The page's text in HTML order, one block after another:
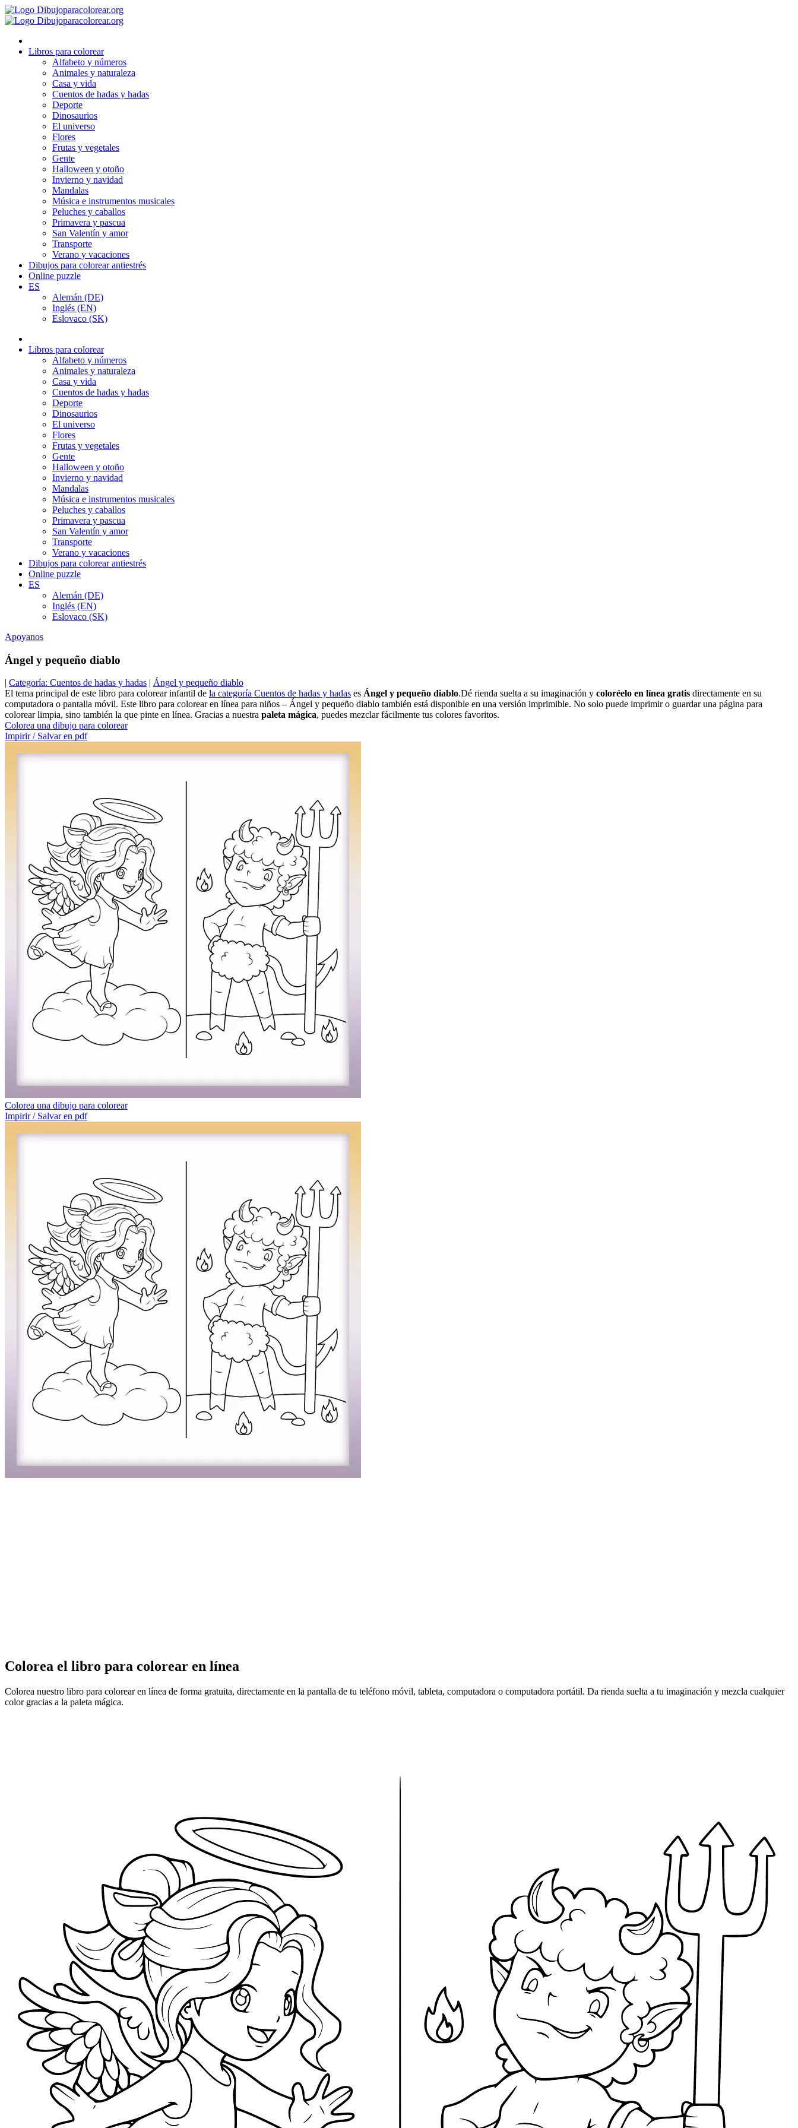
Ir
al
Libros para colorear
Alfabeto y números
Animales y naturaleza
Casa y vida
Cuentos de hadas y hadas
Deporte
Dinosaurios
El universo
Flores
Frutas y vegetales
Gente
Halloween y otoño
Invierno y navidad
Mandalas
Música e instrumentos musicales
Peluches y caballos
Primavera y pascua
San Valentín y amor
Transporte
Verano y vacaciones
Dibujos para colorear antiestrés
Online puzzle
ES
Alemán (DE)
Inglés (EN)
Eslovaco (SK)
Libros para colorear
Alfabeto y números
Animales y naturaleza
Casa y vida
Cuentos de hadas y hadas
Deporte
Dinosaurios
El universo
Flores
Frutas y vegetales
Gente
Halloween y otoño
Invierno y navidad
Mandalas
Música e instrumentos musicales
Peluches y caballos
Primavera y pascua
San Valentín y amor
Transporte
Verano y vacaciones
Dibujos para colorear antiestrés
Online puzzle
ES
Alemán (DE)
Inglés (EN)
Eslovaco (SK)
Apoyanos
Ángel y pequeño diablo
| Categoría: Cuentos de hadas y hadas | Ángel y pequeño diablo
El tema principal de este libro para colorear infantil de la categoría Cuentos de hadas y hadas es Ángel y pequeño diablo.Dé rienda suelta a su imaginación y coloréelo en línea gratis directamente en su
computadora o pantalla móvil. Este libro para colorear en línea para niños – Ángel y pequeño diablo también está disponible en una versión imprimible. No solo puede imprimir o guardar una página para
colorear limpia, sino también la que pinte en línea. Gracias a nuestra paleta mágica, puedes mezclar fácilmente tus colores favoritos.
Colorea una dibujo para colorear
Impirir / Salvar en pdf
Colorea una dibujo para colorear
Impirir / Salvar en pdf
Colorea el libro para colorear en línea
Colorea nuestro libro para colorear en línea de forma gratuita, directamente en la pantalla de tu teléfono móvil, tableta, computadora o computadora portátil. Da rienda suelta a tu imaginación y mezcla cualquier
color gracias a la paleta mágica.